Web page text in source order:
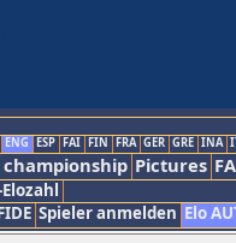
ENG ESP FAI FIN FRA GER GRE INA
championship Pictures
Spieler anmelden Elo